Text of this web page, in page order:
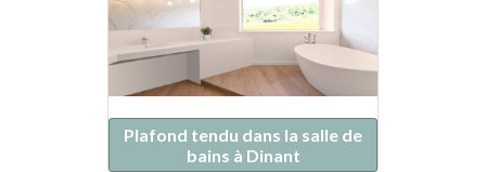
Plafond tendu dans la salle de
bains à Dinant